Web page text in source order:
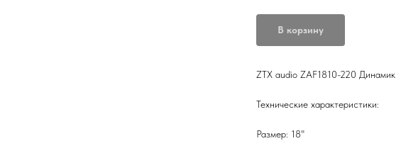
В корзину
ZTX audio ZAF1810-220 Динамик
Технические характеристики:
Размер: 18"